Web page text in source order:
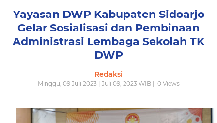
Yayasan DWP Kabupaten Sidoarjo
Gelar Sosialisasi dan Pembinaan
Administrasi Lembaga Sekolah TK
DWP
Redaksi
Minggu, 09 Juli 2023 | Juli 09, 2023 WIB | 0Views